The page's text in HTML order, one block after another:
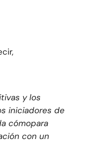
y los
iniciadores de
cómopara
con un